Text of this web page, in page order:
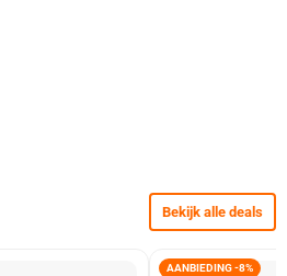
Bekijk alle deals
AANBIEDING -8%